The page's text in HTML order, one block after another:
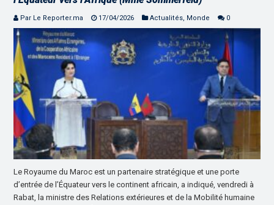
Par Le Reporter.ma 17/04/2026 Actualités, Monde 0
Le Royaume du Maroc est un partenaire stratégique et une porte
d’entrée de l’Équateur vers le continent africain, a indiqué, vendredi à
Rabat, la ministre des Relations extérieures et de la Mobilité humaine